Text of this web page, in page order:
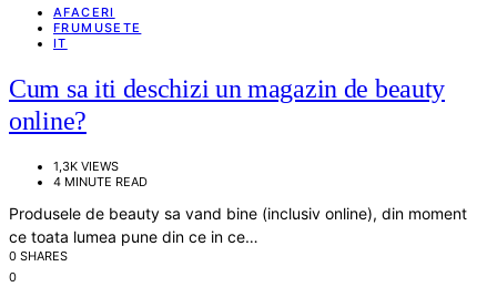
AFACERI
FRUMUSETE
IT
Cum sa iti deschizi un magazin de beauty
online?
1,3K VIEWS
4 MINUTE READ
Produsele de beauty sa vand bine (inclusiv online), din moment
ce toata lumea pune din ce in ce…
0 SHARES
0